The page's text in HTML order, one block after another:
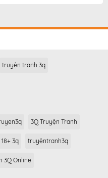
truyện tranh 3q
3Q Truyện Tranh
3q truyệntranh3q
3Q Online